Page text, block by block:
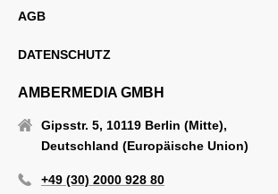
AMBERMEDIA GMBH
Gipsstr. 5, 10119 Berlin (Mitte),
Deutschland (Europäische Union)
+49 (30) 2000 928 80
AGB
DATENSCHUTZ